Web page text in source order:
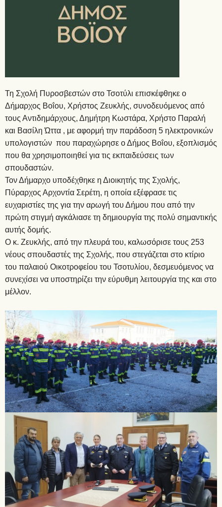
Τη Σχολή Πυροσβεστών στο Τσοτύλι επισκέφθηκε ο
Δήμαρχος Βοΐου, Χρήστος Ζευκλής, συνοδευόμενος από
τους Αντιδημάρχους, Δημήτρη Κωστάρα, Χρήστο Παραλή
και Βασίλη Ώττα , με αφορμή την παράδοση 5 ηλεκτρονικών
υπολογιστών που παραχώρησε ο Δήμος Βοΐου, εξοπλισμός
που θα χρησιμοποιηθεί για τις εκπαιδεύσεις των
σπουδαστών.
Τον Δήμαρχο υποδέχθηκε η Διοικητής της Σχολής,
Πύραρχος Αρχοντία Σερέτη, η οποία εξέφρασε τις
ευχαριστίες της για την αρωγή του Δήμου που από την
πρώτη στιγμή αγκάλιασε τη δημιουργία της πολύ σημαντικής
αυτής δομής.
Ο κ. Ζευκλής, από την πλευρά του, καλωσόρισε τους 253
νέους σπουδαστές της Σχολής, που στεγάζεται στο κτίριο
του παλαιού Οικοτροφείου του Τσοτυλίου, δεσμευόμενος να
συνεχίσει να υποστηρίζει την εύρυθμη λειτουργία της και στο
μέλλον.